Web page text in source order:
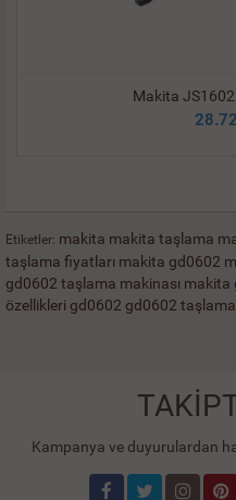
Makita
Etiketler: makita makita taşlama
taşlama fiyatları makita gd0602
gd0602 taşlama makinası makita
özellikleri gd0602 gd0602 taşlama
Kampanya ve duyurulardan